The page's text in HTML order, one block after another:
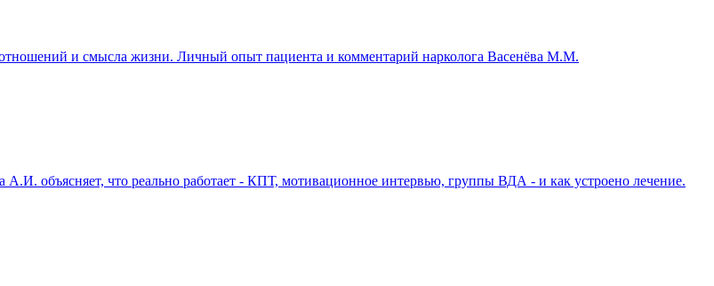
и смысла жизни. Личный опыт пациента и комментарий нарколога Васенёва М.М.
объясняет, что реально работает - КПТ, мотивационное интервью, группы ВДА - и как устроено лечение.